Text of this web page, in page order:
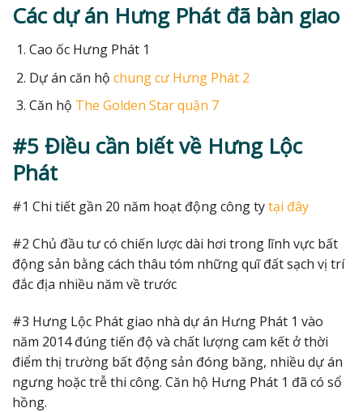
Các dự án Hưng Phát đã bàn giao
Cao ốc Hưng Phát 1
Dự án căn hộ chung cư Hưng Phát 2
Căn hộ The Golden Star quận 7
#5 Điều cần biết về Hưng Lộc
Phát
#1 Chi tiết gần 20 năm hoạt động công tytại đây
#2 Chủ đầu tư có chiến lược dài hơi trong lĩnh vực bất
động sản bằng cách thâu tóm những quĩ đất sạch vị trí
đắc địa nhiều năm về trước
#3 Hưng Lộc Phát giao nhà dự án Hưng Phát 1 vào
năm 2014 đúng tiến độ và chất lượng cam kết ở thời
điểm thị trường bất động sản đóng băng, nhiều dự án
ngưng hoặc trễ thi công. Căn hộ Hưng Phát 1 đã có sổ
hồng.